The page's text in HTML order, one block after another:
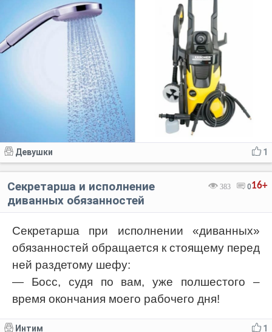
1
Девушки
16+
383 0
Секретарша и исполнение
диванных обязанностей
Секретарша при исполнении «диванных»
обязанностей обращается к стоящему перед
ней раздетому шефу:
— Босс, судя по вам, уже полшестого –
время окончания моего рабочего дня!
1
Интим